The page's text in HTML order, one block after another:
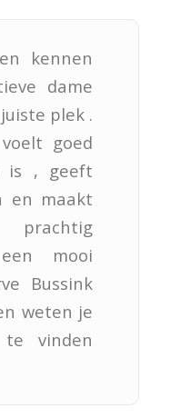
kennen
dame
plek .
goed
is , geeft
en maakt
prachtig
mooi
Bussink
weten je
vinden